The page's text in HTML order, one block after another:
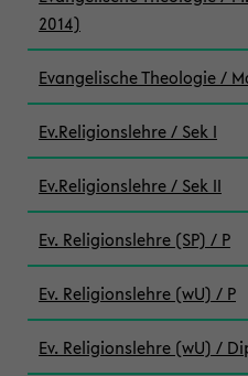
2014)
Evangelische Theologie /
Ev.Religionslehre / Sek I
Ev.Religionslehre / Sek II
Ev. Religionslehre (SP) / P
Ev. Religionslehre (wU) / P
Ev. Religionslehre (wU) /